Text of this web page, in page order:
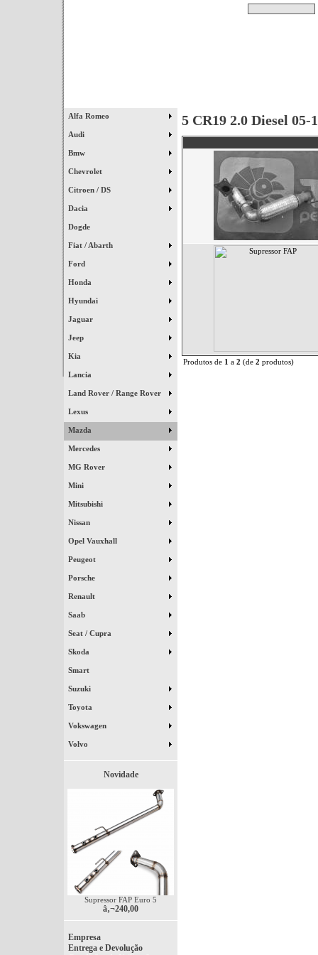
Alfa Romeo
Audi
Bmw
Chevrolet
Citroen / DS
Dacia
Dogde
Fiat / Abarth
Ford
Honda
Hyundai
Jaguar
Jeep
Kia
Lancia
Land Rover / Range Rover
Lexus
Mazda
Mercedes
MG Rover
Mini
Mitsubishi
Nissan
Opel Vauxhall
Peugeot
Porsche
Renault
Saab
Seat / Cupra
Skoda
Smart
Suzuki
Toyota
Vokswagen
Volvo
Novidade
Supressor FAP Euro 5
â‚¬240,00
Empresa
Entrega e Devolução
5 CR19 2.0 Diesel 05-
Produtos de 1 a 2 (de 2 produtos)